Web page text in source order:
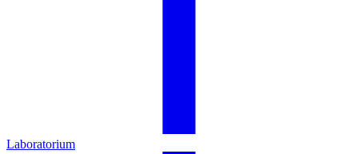
Laboratorium